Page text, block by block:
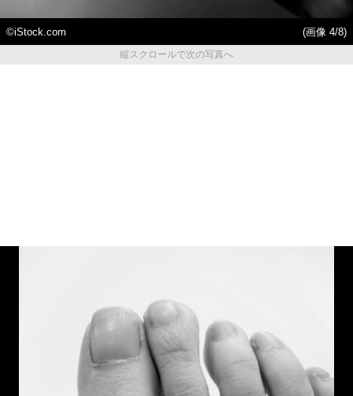
©iStock.com
(画像 4/8)
縦スクロールで次の写真へ